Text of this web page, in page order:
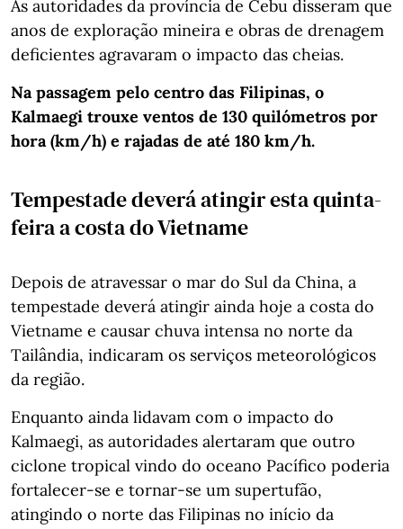
As autoridades da província de Cebu disseram que
anos de exploração mineira e obras de drenagem
deficientes agravaram o impacto das cheias.
Na passagem pelo centro das Filipinas, o
Kalmaegi trouxe ventos de 130 quilómetros por
hora (km/h) e rajadas de até 180 km/h.
Tempestade deverá atingir esta quinta-
feira a costa do Vietname
Depois de atravessar o mar do Sul da China, a
tempestade deverá atingir ainda hoje a costa do
Vietname e causar chuva intensa no norte da
Tailândia, indicaram os serviços meteorológicos
da região.
Enquanto ainda lidavam com o impacto do
Kalmaegi, as autoridades alertaram que outro
ciclone tropical vindo do oceano Pacífico poderia
fortalecer-se e tornar-se um supertufão,
atingindo o norte das Filipinas no início da